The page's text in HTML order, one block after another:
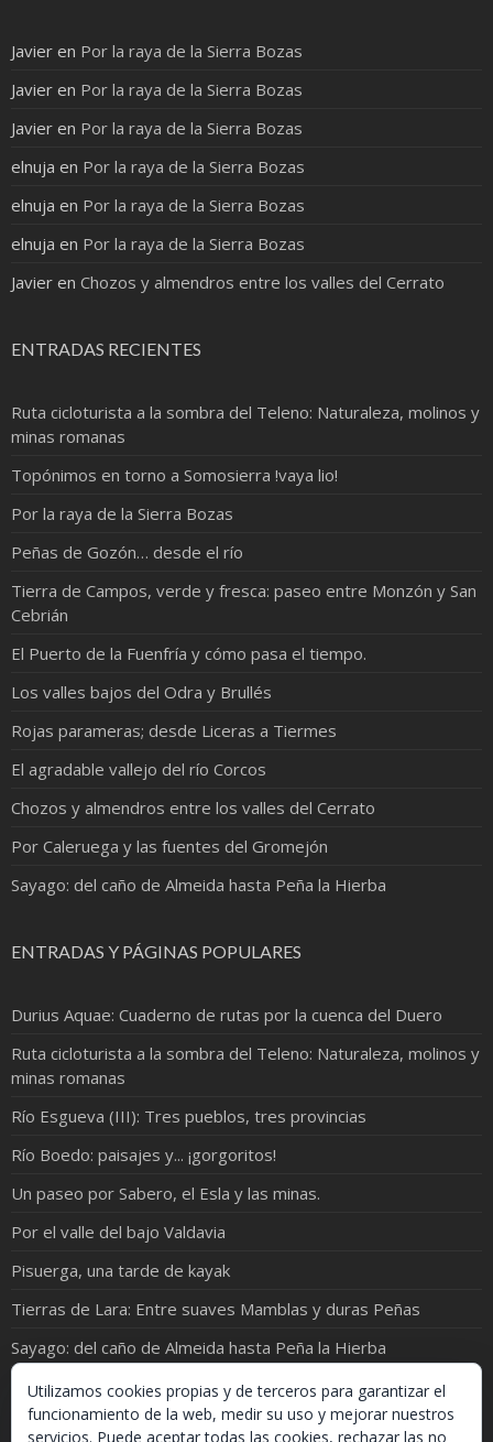
Javier en Por la raya de la Sierra Bozas
Javier en Por la raya de la Sierra Bozas
Javier en Por la raya de la Sierra Bozas
elnuja en Por la raya de la Sierra Bozas
elnuja en Por la raya de la Sierra Bozas
elnuja en Por la raya de la Sierra Bozas
Javier en Chozos y almendros entre los valles del Cerrato
ENTRADAS RECIENTES
Ruta cicloturista a la sombra del Teleno: Naturaleza, molinos y
minas romanas
Topónimos en torno a Somosierra !vaya lio!
Por la raya de la Sierra Bozas
Peñas de Gozón… desde el río
Tierra de Campos, verde y fresca: paseo entre Monzón y San
Cebrián
El Puerto de la Fuenfría y cómo pasa el tiempo.
Los valles bajos del Odra y Brullés
Rojas parameras; desde Liceras a Tiermes
El agradable vallejo del río Corcos
Chozos y almendros entre los valles del Cerrato
Por Caleruega y las fuentes del Gromejón
Sayago: del caño de Almeida hasta Peña la Hierba
ENTRADAS Y PÁGINAS POPULARES
Durius Aquae: Cuaderno de rutas por la cuenca del Duero
Ruta cicloturista a la sombra del Teleno: Naturaleza, molinos y
minas romanas
Río Esgueva (III): Tres pueblos, tres provincias
Río Boedo: paisajes y... ¡gorgoritos!
Un paseo por Sabero, el Esla y las minas.
Por el valle del bajo Valdavia
Pisuerga, una tarde de kayak
Tierras de Lara: Entre suaves Mamblas y duras Peñas
Sayago: del caño de Almeida hasta Peña la Hierba
Por los Ríos y Arroyos de Piedrahita
Utilizamos cookies propias y de terceros para garantizar el
funcionamiento de la web, medir su uso y mejorar nuestros
servicios. Puede aceptar todas las cookies, rechazar las no